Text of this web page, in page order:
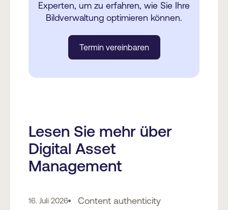
Experten, um zu erfahren, wie Sie Ihre
Bildverwaltung optimieren können.
Termin vereinbaren
Lesen Sie mehr über
Digital Asset
Management
16. Juli 2026 Content authenticity